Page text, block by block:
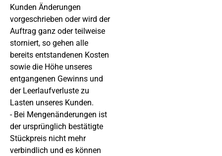
Kunden Änderungen
vorgeschrieben oder wird der
Auftrag ganz oder teilweise
storniert, so gehen alle
bereits entstandenen Kosten
sowie die Höhe unseres
entgangenen Gewinns und
der Leerlaufverluste zu
Lasten unseres Kunden.
- Bei Mengenänderungen ist
der ursprünglich bestätigte
Stückpreis nicht mehr
verbindlich und es können